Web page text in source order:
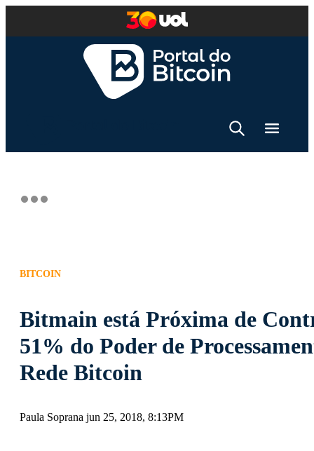
BITCOIN
Bitmain está Próxima de
51% do Poder de
Rede Bitcoin
Paula Soprana jun 25, 2018, 8:13PM